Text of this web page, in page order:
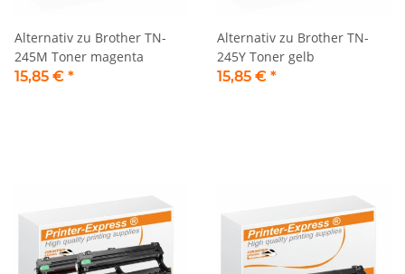
Alternativ zu Brother TN-
245M Toner magenta
15,85 € *
Alternativ zu Brother TN-
245Y Toner gelb
15,85 € *